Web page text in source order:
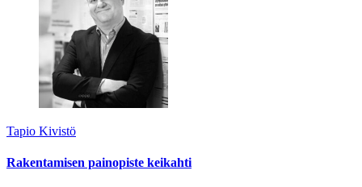
Tapio Kivistö
Rakentamisen painopiste keikahti